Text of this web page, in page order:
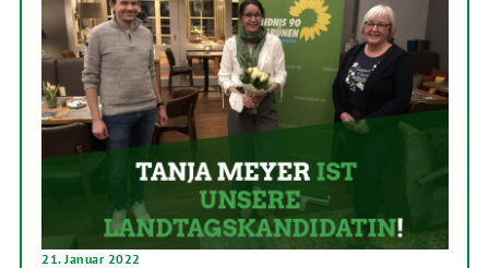
21. Januar 2022